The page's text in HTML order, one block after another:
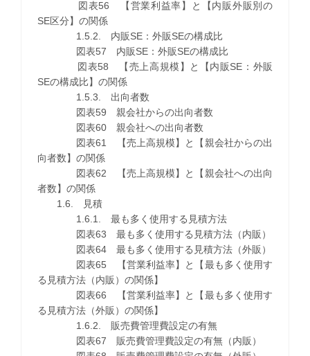
図表56 【営業利益率】と【内販外販別の
SE区分】の関係
1.5.2. 内販SE：外販SEの構成比
図表57 内販SE：外販SEの構成比
図表58 【売上高規模】と【内販SE：外販
SEの構成比】の関係
1.5.3. 出向者数
図表59 親会社からの出向者数
図表60 親会社への出向者数
図表61 【売上高規模】と【親会社からの出
向者数】の関係
図表62 【売上高規模】と【親会社への出向
者数】の関係
1.6. 見積
1.6.1. 最も多く使用する見積方法
図表63 最も多く使用する見積方法（内販）
図表64 最も多く使用する見積方法（外販）
図表65 【営業利益率】と【最も多く使用す
る見積方法（内販）の関係】
図表66 【営業利益率】と【最も多く使用す
る見積方法（外販）の関係】
1.6.2. 販売費管理費設定の有無
図表67 販売費管理費設定の有無（内販）